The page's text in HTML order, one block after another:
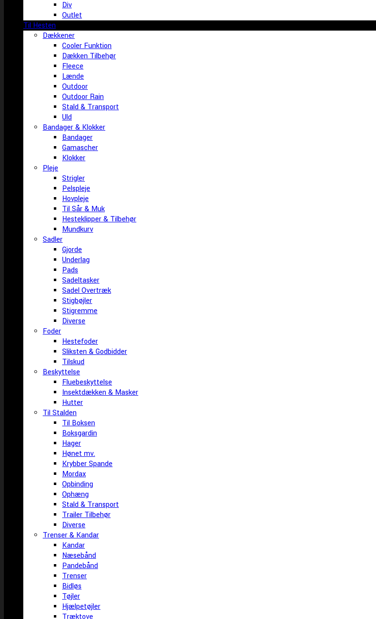
Div
Outlet
Til Hesten
Dækkener
Cooler Funktion
Dækken Tilbehør
Fleece
Lænde
Outdoor
Outdoor Rain
Stald & Transport
Uld
Bandager & Klokker
Bandager
Gamascher
Klokker
Pleje
Strigler
Pelspleje
Hovpleje
Til Sår & Muk
Hesteklipper & Tilbehør
Mundkurv
Sadler
Gjorde
Underlag
Pads
Sadeltasker
Sadel Overtræk
Stigbøjler
Stigremme
Diverse
Foder
Hestefoder
Sliksten & Godbidder
Tilskud
Beskyttelse
Fluebeskyttelse
Insektdækken & Masker
Hutter
Til Stalden
Til Boksen
Boksgardin
Hager
Hønet mv.
Krybber Spande
Mordax
Opbinding
Ophæng
Stald & Transport
Trailer Tilbehør
Diverse
Trenser & Kandar
Kandar
Næsebånd
Pandebånd
Trenser
Bidløs
Tøjler
Hjælpetøjler
Træktove